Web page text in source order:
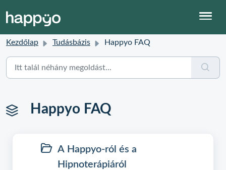
Kezdőlap Tudásbázis Happyo FAQ
Happyo FAQ
A Happyo-ról és a
Hipnoterápiáról